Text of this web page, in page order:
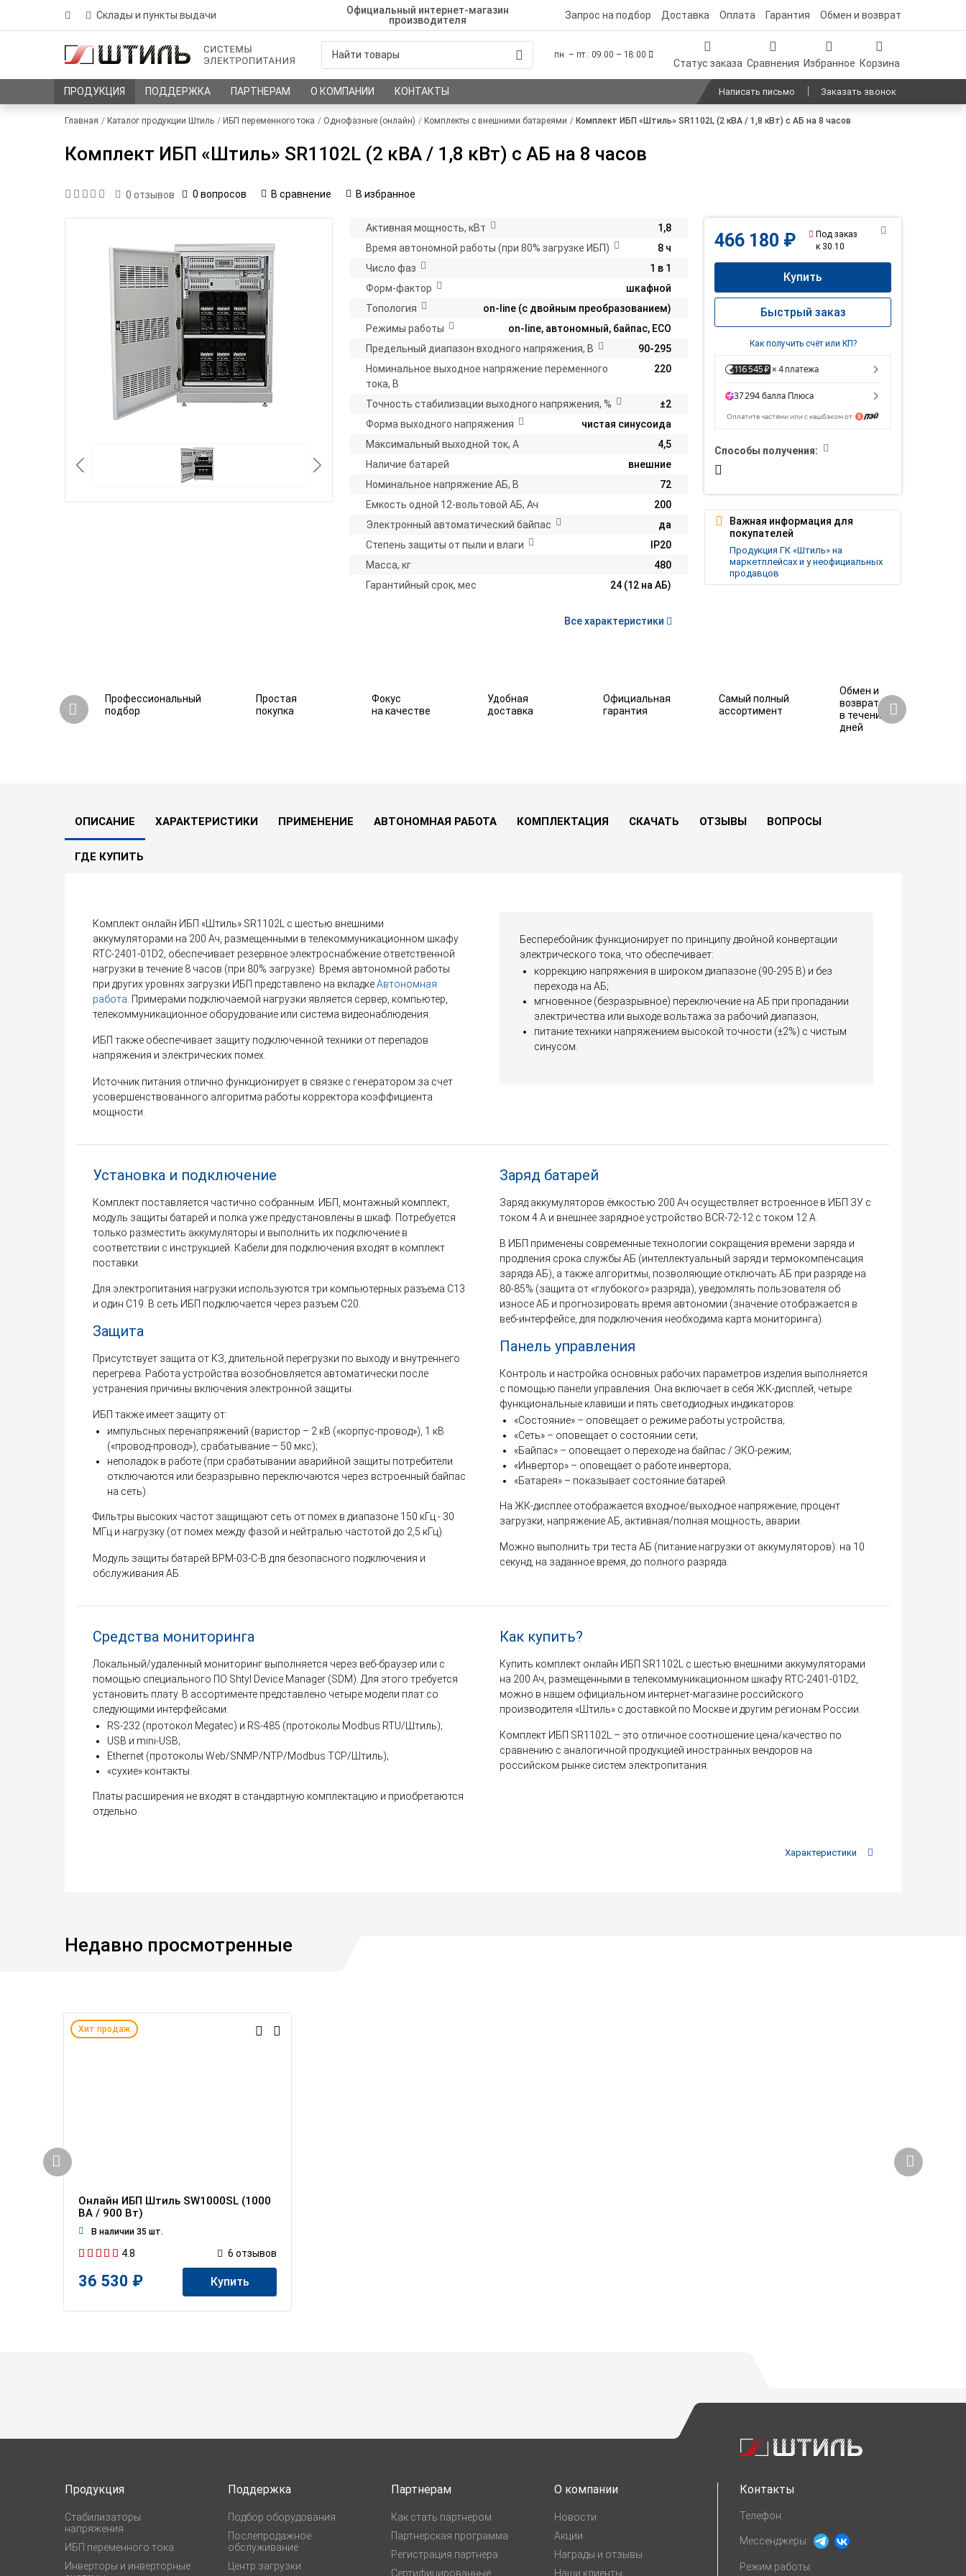
Склады и пункты выдачи
Официальный интернет-магазин
производителя
Запрос на подбор Доставка Оплата Гарантия Обмен и возврат
пн. – пт.: 09:00 – 18:00
Статус заказа Сравнения Избранное Корзина
ПРОДУКЦИЯ ПОДДЕРЖКА ПАРТНЕРАМ О КОМПАНИИ КОНТАКТЫ Написать письмо Заказать звонок
Главная Каталог продукции Штиль ИБП переменного тока Однофазные (онлайн) Комплекты с внешними батареями Комплект ИБП «Штиль» SR1102L (2 кВА / 1,8 кВт) c АБ на 8 часов
Комплект ИБП «Штиль» SR1102L (2 кВА / 1,8 кВт) c АБ на 8 часов
0 отзывов 0 вопросов В сравнение В избранное
Активная мощность, кВт
1,8
Время автономной работы (при 80% загрузке ИБП)
8 ч
Число фаз
1 в 1
Форм-фактор
шкафной
Топология
on-line (с двойным преобразованием)
Режимы работы
on-line, автономный, байпас, ECO
Предельный диапазон входного напряжения, В
90-295
Номинальное выходное напряжение переменного
тока, В
220
Точность стабилизации выходного напряжения, %
±2
Форма выходного напряжения
чистая синусоида
Максимальный выходной ток, А
4,5
Наличие батарей
внешние
Номинальное напряжение АБ, В
72
Емкость одной 12-вольтовой АБ, Ач
200
Электронный автоматический байпас
да
Степень защиты от пыли и влаги
IP20
Масса, кг
480
Гарантийный срок, мес
24 (12 на АБ)
Все характеристики
466 180 ₽
Под заказ
к 30.10
Купить
Быстрый заказ
Как получить счёт или КП?
Способы получения:
Важная информация для
покупателей
Продукция ГК «Штиль» на
маркетплейсах и у неофициальных
продавцов
Профессиональный
подбор
Простая
покупка
Фокус
на качестве
Удобная
доставка
Официальная
гарантия
Самый полный
ассортимент
Обмен и
возврат
в течение 7
дней
0 вопросов В сравнение В избранное
ОПИСАНИЕ ХАРАКТЕРИСТИКИ ПРИМЕНЕНИЕ АВТОНОМНАЯ РАБОТА КОМПЛЕКТАЦИЯ СКАЧАТЬ ОТЗЫВЫ ВОПРОСЫ
ГДЕ КУПИТЬ
Комплект онлайн ИБП «Штиль» SR1102L с шестью внешними
аккумуляторами на 200 Ач, размещенными в телекоммуникационном шкафу
RTC-2401-01D2, обеспечивает резервное электроснабжение ответственной
нагрузки в течение 8 часов (при 80% загрузке). Время автономной работы
при других уровнях загрузки ИБП представлено на вкладкеАвтономная
работа . Примерами подключаемой нагрузки является сервер, компьютер,
телекоммуникационное оборудование или система видеонаблюдения.
ИБП также обеспечивает защиту подключенной техники от перепадов
напряжения и электрических помех.
Источник питания отлично функционирует в связке с генератором за счет
усовершенствованного алгоритма работы корректора коэффициента
мощности.
Бесперебойник функционирует по принципу двойной конвертации
электрического тока, что обеспечивает:
коррекцию напряжения в широком диапазоне (90-295 В) и без
перехода на АБ;
мгновенное (безразрывное) переключение на АБ при пропадании
электричества или выходе вольтажа за рабочий диапазон;
питание техники напряжением высокой точности (±2%) с чистым
синусом.
Установка и подключение
Комплект поставляется частично собранным. ИБП, монтажный комплект,
модуль защиты батарей и полка уже предустановлены в шкаф. Потребуется
только разместить аккумуляторы и выполнить их подключение в
соответствии с инструкцией. Кабели для подключения входят в комплект
поставки.
Для электропитания нагрузки используются три компьютерных разъема С13
и один C19. В сеть ИБП подключается через разъем С20.
Защита
Присутствует защита от КЗ, длительной перегрузки по выходу и внутреннего
перегрева. Работа устройства возобновляется автоматически после
устранения причины включения электронной защиты.
ИБП также имеет защиту от:
импульсных перенапряжений (варистор – 2 кВ («корпус-провод»), 1 кВ
(«провод-провод»), срабатывание – 50 мкс);
неполадок в работе (при срабатывании аварийной защиты потребители
отключаются или безразрывно переключаются через встроенный байпас
на сеть).
Фильтры высоких частот защищают сеть от помех в диапазоне 150 кГц - 30
МГц и нагрузку (от помех между фазой и нейтралью частотой до 2,5 кГц).
Модуль защиты батарей BPM-03-C-B для безопасного подключения и
обслуживания АБ.
Заряд батарей
Заряд аккумуляторов ёмкостью 200 Ач осуществляет встроенное в ИБП ЗУ с
током 4 А и внешнее зарядное устройство BCR-72-12 с током 12 А.
В ИБП применены современные технологии сокращения времени заряда и
продления срока службы АБ (интеллектуальный заряд и термокомпенсация
заряда АБ), а также алгоритмы, позволяющие отключать АБ при разряде на
80-85% (защита от «глубокого» разряда), уведомлять пользователя об
износе АБ и прогнозировать время автономии (значение отображается в
веб-интерфейсе, для подключения необходима карта мониторинга).
Панель управления
Контроль и настройка основных рабочих параметров изделия выполняется
с помощью панели управления. Она включает в себя ЖК-дисплей, четыре
функциональные клавиши и пять светодиодных индикаторов:
«Состояние» – оповещает о режиме работы устройства;
«Сеть» – оповещает о состоянии сети;
«Байпас» – оповещает о переходе на байпас / ЭКО-режим;
«Инвертор» – оповещает о работе инвертора;
«Батарея» – показывает состояние батарей.
На ЖК-дисплее отображается входное/выходное напряжение, процент
загрузки, напряжение АБ, активная/полная мощность, аварии.
Можно выполнить три теста АБ (питание нагрузки от аккумуляторов): на 10
секунд, на заданное время, до полного разряда.
Средства мониторинга
Локальный/удаленный мониторинг выполняется через веб-браузер или с
помощью специального ПО Shtyl Device Manager (SDM). Для этого требуется
установить плату. В ассортименте представлено четыре модели плат со
следующими интерфейсами:
RS-232 (протокол Megatec) и RS-485 (протоколы Modbus RTU/Штиль);
USB и mini-USB;
Ethernet (протоколы Web/SNMP/NTP/Modbus TCP/Штиль);
«сухие» контакты.
Платы расширения не входят в стандартную комплектацию и приобретаются
отдельно.
Как купить?
Купить комплект онлайн ИБП SR1102L с шестью внешними аккумуляторами
на 200 Ач, размещенными в телекоммуникационном шкафу RTC-2401-01D2,
можно в нашем официальном интернет-магазине российского
производителя «Штиль» с доставкой по Москве и другим регионам России.
Комплект ИБП SR1102L – это отличное соотношение цена/качество по
сравнению с аналогичной продукцией иностранных вендоров на
российском рынке систем электропитания.
Характеристики
Недавно просмотренные
Хит продаж
Онлайн ИБП Штиль SW1000SL (1000
ВА / 900 Вт)
В наличии 35 шт.
4.8 6 отзывов
36 530 ₽ Купить
Продукция
Стабилизаторы
напряжения
ИБП переменного тока
Инверторы и инверторные
Поддержка
Подбор оборудования
Послепродажное
обслуживание
Центр загрузки
Партнерам
Как стать партнером
Партнерская программа
Регистрация партнера
Сертифицированные
О компании
Новости
Акции
Награды и отзывы
Наши клиенты
Контакты
Телефон:
Мессенджеры:
Режим работы: